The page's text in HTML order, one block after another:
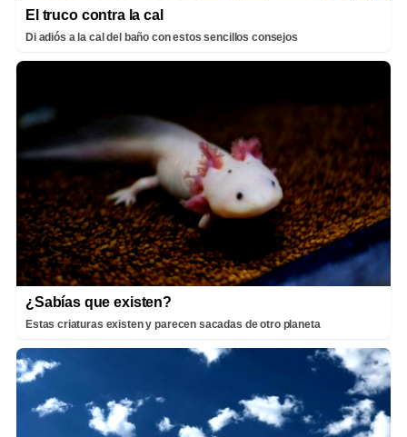
El truco contra la cal
Di adiós a la cal del baño con estos sencillos consejos
¿Sabías que existen?
Estas criaturas existen y parecen sacadas de otro planeta